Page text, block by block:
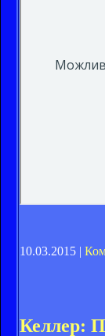
10.03.2015 |
Келлер: